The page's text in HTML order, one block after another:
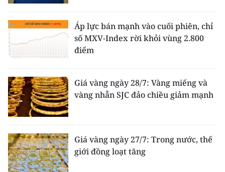
Áp lực bán mạnh vào cuối phiên, chỉ
số MXV-Index rời khỏi vùng 2.800
điểm
Giá vàng ngày 28/7: Vàng miếng và
vàng nhẫn SJC đảo chiều giảm mạnh
Giá vàng ngày 27/7: Trong nước, thế
giới đồng loạt tăng